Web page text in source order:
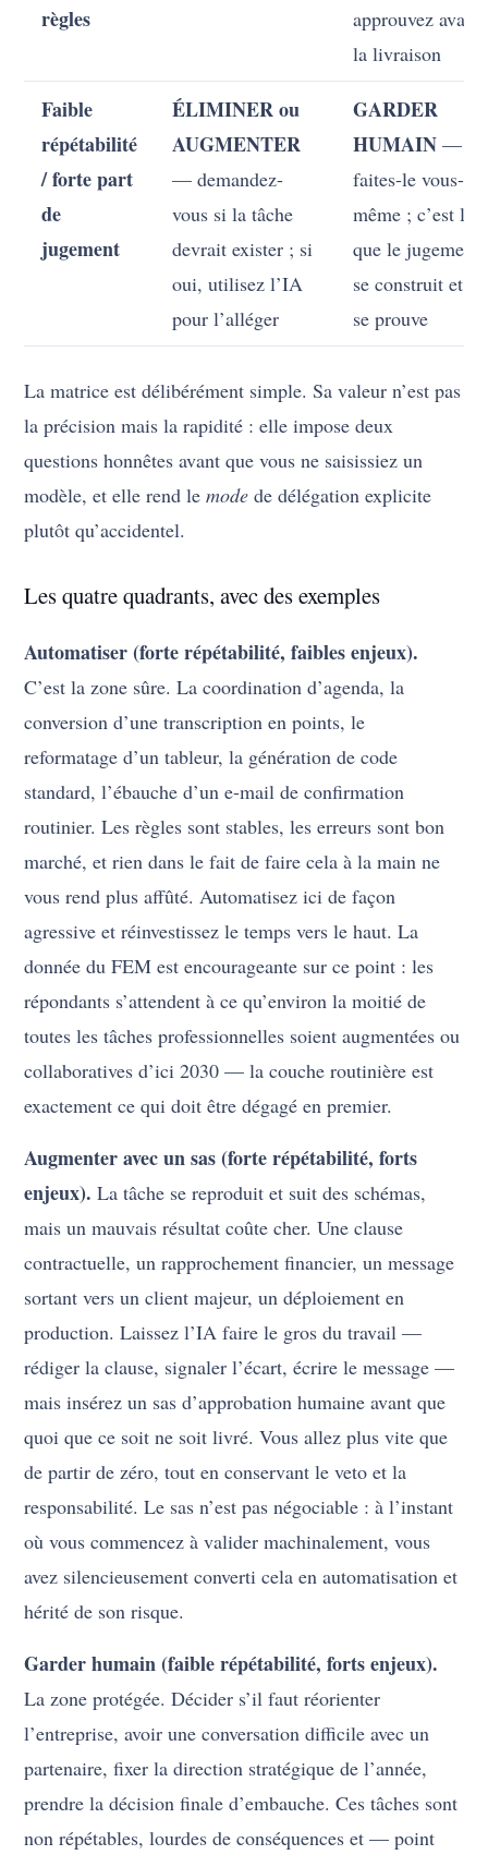
règles
approuvez avant
la livraison
Faible
répétabilité
/ forte part
de
jugement
ÉLIMINER ou
AUGMENTER
— demandez-
vous si la tâche
devrait exister ; si
oui, utilisez l’IA
pour l’alléger
GARDER
HUMAIN —
faites-le vous-
même ; c’est là
que le jugement
se construit et
se prouve
La matrice est délibérément simple. Sa valeur n’est pas
la précision mais la rapidité : elle impose deux
questions honnêtes avant que vous ne saisissiez un
modèle, et elle rend lemode de délégation explicite
plutôt qu’accidentel.
Les quatre quadrants, avec des exemples
Automatiser (forte répétabilité, faibles enjeux).
C’est la zone sûre. La coordination d’agenda, la
conversion d’une transcription en points, le
reformatage d’un tableur, la génération de code
standard, l’ébauche d’un e-mail de confirmation
routinier. Les règles sont stables, les erreurs sont bon
marché, et rien dans le fait de faire cela à la main ne
vous rend plus affûté. Automatisez ici de façon
agressive et réinvestissez le temps vers le haut. La
donnée du FEM est encourageante sur ce point : les
répondants s’attendent à ce qu’environ la moitié de
toutes les tâches professionnelles soient augmentées ou
collaboratives d’ici 2030 — la couche routinière est
exactement ce qui doit être dégagé en premier.
Augmenter avec un sas (forte répétabilité, forts
enjeux). La tâche se reproduit et suit des schémas,
mais un mauvais résultat coûte cher. Une clause
contractuelle, un rapprochement financier, un message
sortant vers un client majeur, un déploiement en
production. Laissez l’IA faire le gros du travail —
rédiger la clause, signaler l’écart, écrire le message —
mais insérez un sas d’approbation humaine avant que
quoi que ce soit ne soit livré. Vous allez plus vite que
de partir de zéro, tout en conservant le veto et la
responsabilité. Le sas n’est pas négociable : à l’instant
où vous commencez à valider machinalement, vous
avez silencieusement converti cela en automatisation et
hérité de son risque.
Garder humain (faible répétabilité, forts enjeux).
La zone protégée. Décider s’il faut réorienter
l’entreprise, avoir une conversation difficile avec un
partenaire, fixer la direction stratégique de l’année,
prendre la décision finale d’embauche. Ces tâches sont
non répétables, lourdes de conséquences et — point